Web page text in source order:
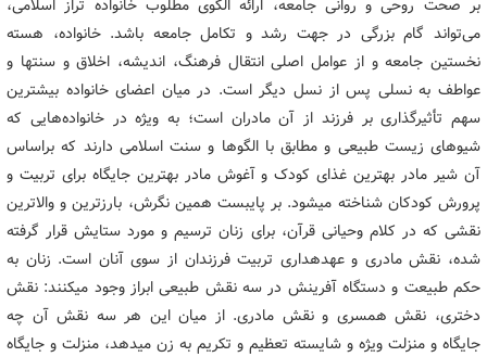
بر صحت روحی و روانی جامعه، ارائه الگوی مطلوب خانواده تراز اسلامی،
می‌تواند گام بزرگی در جهت رشد و تکامل جامعه باشد. خانواده، هسته
نخستین جامعه و از عوامل اصلی انتقال فرهنگ، اندیشه، اخلاق و سنت‏ها و
عواطف به نسلی پس از نسل دیگر است. در میان اعضای خانواده بیشترین
سهم تأثیرگذاری بر فرزند از آن مادران است؛ به ویژه در خانواده‌هایی که
شیوه‏ای زیست ‏طبیعی و مطابق با الگوها و سنت‏ اسلامی دارند که براساس
آن شیر مادر بهترین غذای کودک و آغوش مادر بهترین جایگاه برای تربیت و
پرورش کودکان شناخته می‏شود. بر پای‏بست همین نگرش، بارزترین و والاترین
نقشی که در کلام وحیانی قرآن، برای زنان ترسیم و مورد ستایش قرار گرفته
شده، نقش مادری و عهده‏داری تربیت فرزندان از سوی آنان است. زنان به
حکم طبیعت و دستگاه آفرینش در سه نقش طبیعی ابراز وجود می‏کنند: نقش
دختری، نقش همسری و نقش مادری. از میان این هر سه نقش آن چه
جایگاه و منزلت ویژه و شایسته تعظیم و تکریم به زن می‏دهد، منزلت و جایگاه